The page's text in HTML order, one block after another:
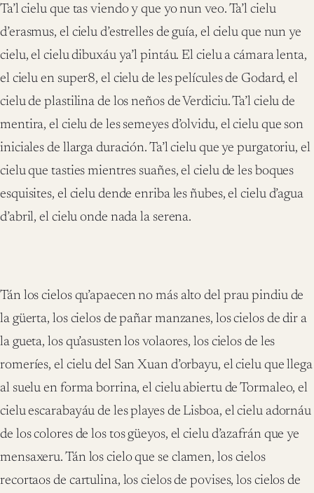
Ta’l cielu que tas viendo y que yo nun veo. Ta’l cielu
d’erasmus, el cielu d’estrelles de guía, el cielu que nun ye
cielu, el cielu dibuxáu ya’l pintáu. El cielu a cámara lenta,
el cielu en super8, el cielu de les películes de Godard, el
cielu de plastilina de los neños de Verdiciu. Ta’l cielu de
mentira, el cielu de les semeyes d’olvidu, el cielu que son
iniciales de llarga duración. Ta’l cielu que ye purgatoriu, el
cielu que tasties mientres suañes, el cielu de les boques
esquisites, el cielu dende enriba les ñubes, el cielu d’agua
d’abril, el cielu onde nada la serena.
Tán los cielos qu’apaecen no más alto del prau pindiu de
la güerta, los cielos de pañar manzanes, los cielos de dir a
la gueta, los qu’asusten los volaores, los cielos de les
romeríes, el cielu del San Xuan d’orbayu, el cielu que llega
al suelu en forma borrina, el cielu abiertu de Tormaleo, el
cielu escarabayáu de les playes de Lisboa, el cielu adornáu
de los colores de los tos güeyos, el cielu d’azafrán que ye
mensaxeru. Tán los cielo que se clamen, los cielos
recortaos de cartulina, los cielos de povises, los cielos de